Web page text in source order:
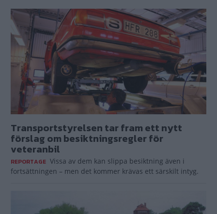
Transportstyrelsen tar fram ett nytt
förslag om besiktningsregler för
veteranbil
REPORTAGE Vissa av dem kan slippa besiktning även i
fortsättningen – men det kommer krävas ett särskilt intyg.